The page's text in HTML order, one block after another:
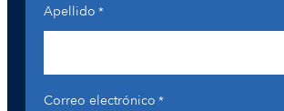
Apellido *
Correo electrónico *